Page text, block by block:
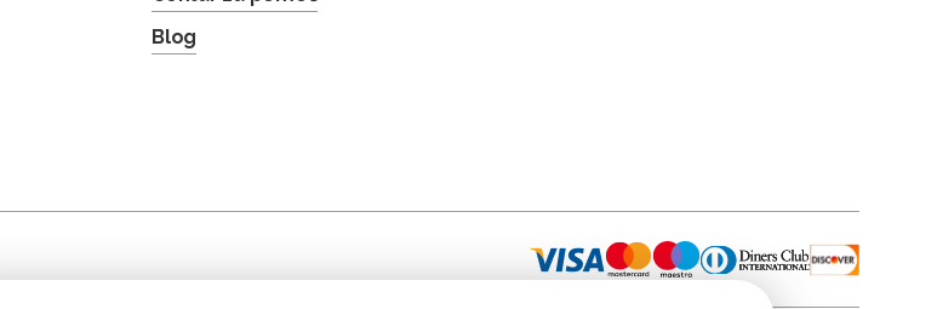
Blog